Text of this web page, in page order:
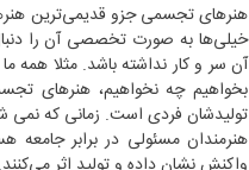
هنر‌های تجسمی جزو قدیمی‌ترین
خیلی‌ها به صورت تخصصی آن را
آن سر و کار نداشته باشد. مثلا همه
بخواهیم چه نخواهیم، هنر‌های
تولیدشان فردی است. زمانی که نمی
هنرمندان مسئولی در برابر